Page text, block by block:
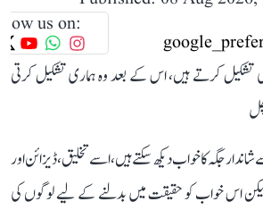
us on:
تشکیل کرتے ہیں، اس کے بعد وہ ہماری تشکیل کرتی
جگہ کا خواب دیکھ سکتے ہیں، اسے تخلیق، ڈیزائن اور
لیکن اس خواب کو حقیقت میں بدلنے کے لیے لوگوں کی